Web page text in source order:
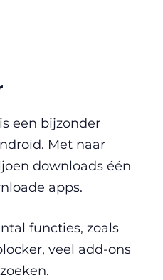
een bijzonder
Met naar
downloads één
apps.
functies, zoals
veel add-ons